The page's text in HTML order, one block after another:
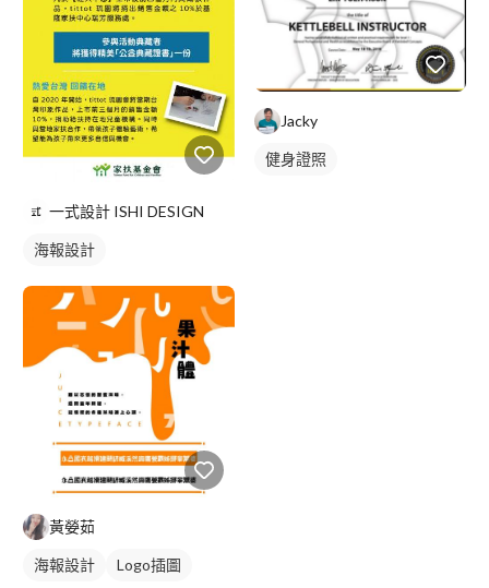
一式設計 ISHI DESIGN
海報設計
黃嫈茹
海報設計 Logo插圖
Jacky
健身證照